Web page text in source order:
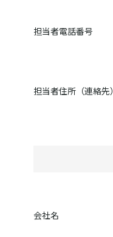
担当者電話番号
担当者住所（連絡先）
会社名